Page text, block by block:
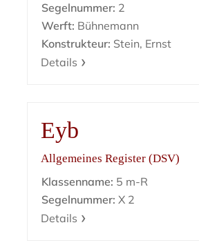
Segelnummer: 2
Werft: Bühnemann
Konstrukteur: Stein, Ernst
Details
Eyb
Allgemeines Register (DSV)
Klassenname: 5 m-R
Segelnummer: X 2
Details